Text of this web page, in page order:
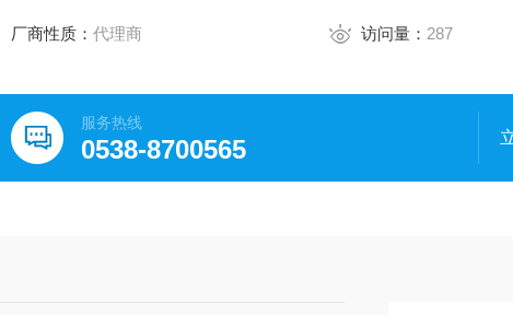
厂商性质：代理商 访问量： 287
服务热线
0538-8700565